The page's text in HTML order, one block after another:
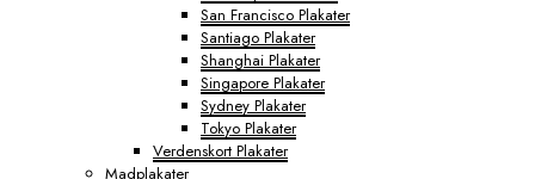
San Francisco Plakater
Santiago Plakater
Shanghai Plakater
Singapore Plakater
Sydney Plakater
Tokyo Plakater
Verdenskort Plakater
Madplakater